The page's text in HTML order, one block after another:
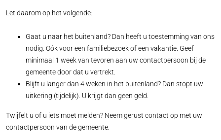
Let daarom op het volgende:
Gaat u naar het buitenland? Dan heeft u toestemming van ons
nodig. Oók voor een familiebezoek of een vakantie. Geef
minimaal 1 week van tevoren aan uw contactpersoon bij de
gemeente door dat u vertrekt.
Blijft u langer dan 4 weken in het buitenland? Dan stopt uw
uitkering (tijdelijk). U krijgt dan geen geld.
Twijfelt u of u iets moet melden? Neem gerust contact op met uw
contactpersoon van de gemeente.